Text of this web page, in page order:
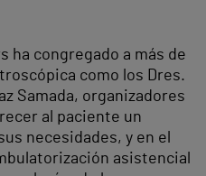
ha congregado a más de
como los Dres.
Samada, organizadores
al paciente un
necesidades, y en el
asistencial